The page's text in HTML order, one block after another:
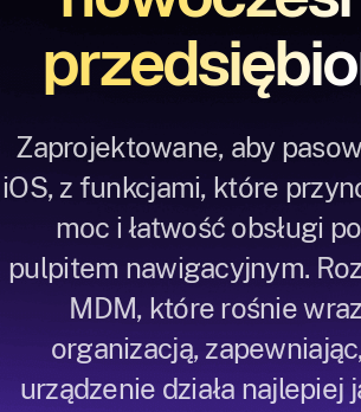
Zaprojektowane, aby
iOS, z funkcjami, które
moc i łatwość obsługi
pulpitem nawigacyjnym.
MDM, które rośnie
organizacją,
urządzenie działa